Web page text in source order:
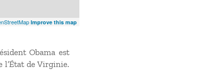
Improve this map
Obama est
l’État de Virginie.